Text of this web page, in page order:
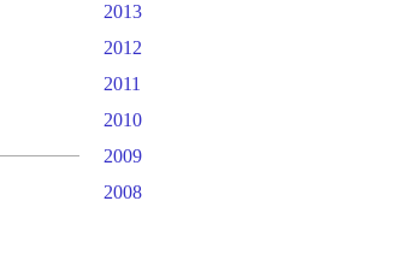
2013
2012
2011
2010
2009
2008